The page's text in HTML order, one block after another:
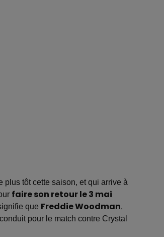
plus tôt cette saison, et qui arrive à
faire son retour le 3 mai
que Freddie Woodman,
pour le match contre Crystal